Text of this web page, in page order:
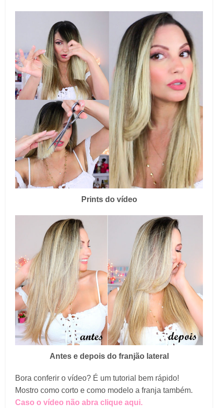
Prints do vídeo
Antes e depois do franjão lateral
Bora conferir o vídeo? É um tutorial bem rápido!
Mostro como corto e como modelo a franja também.
Caso o vídeo não abra clique aqui.